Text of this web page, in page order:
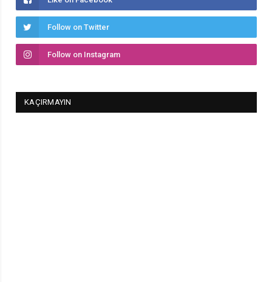
Follow on Twitter
Follow on Instagram
KAÇIRMAYIN